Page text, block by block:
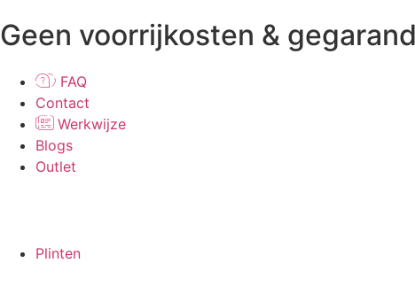
Geen voorrijkosten &
FAQ
Contact
Werkwijze
Blogs
Outlet
Plinten